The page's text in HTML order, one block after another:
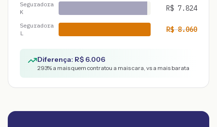
Seguradora
K
R$ 7.824
Seguradora
L
R$8.060
Diferença: R$ 6.006
293% a mais quem contratou a mais cara, vs a mais barata